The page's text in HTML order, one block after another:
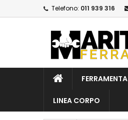
Telefono: 011 939 316
FERRAMENTA
LINEA CORPO